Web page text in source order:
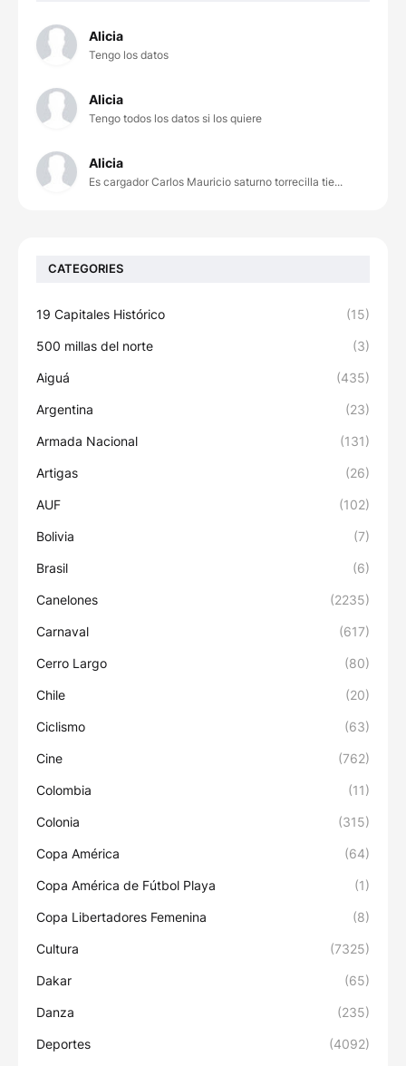
Alicia
Tengo los datos
Alicia
Tengo todos los datos si los quiere
Alicia
Es cargador Carlos Mauricio saturno torrecilla tie...
CATEGORIES
19 Capitales Histórico (15)
500 millas del norte (3)
Aiguá (435)
Argentina (23)
Armada Nacional (131)
Artigas (26)
AUF (102)
Bolivia (7)
Brasil (6)
Canelones (2235)
Carnaval (617)
Cerro Largo (80)
Chile (20)
Ciclismo (63)
Cine (762)
Colombia (11)
Colonia (315)
Copa América (64)
Copa América de Fútbol Playa (1)
Copa Libertadores Femenina (8)
Cultura (7325)
Dakar (65)
Danza (235)
Deportes (4092)